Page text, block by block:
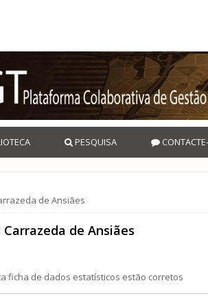
PESQUISA
de Ansiães
de Ansiães
ficha de dados estatísticos estão corretos